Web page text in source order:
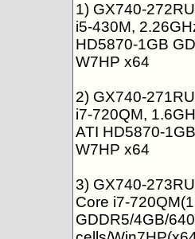
1) GX740-
i5-430M,
HD5870-1GB
W7HP x64
2) GX740-
i7-720QM,
ATI HD5870-
W7HP x64
3) GX740-
Core i7-
GDDR5/4GB/